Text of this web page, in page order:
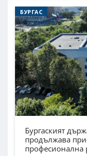
БУРГАС
Бургаският
продължава
професионална